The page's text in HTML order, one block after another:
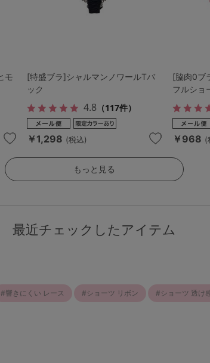
モ
[特盛ブラ]シャルマンノワールTバ
ック
4.8 （117件）
￥1,298 (税込)
[脇肉0ブ
フルショ
￥968 (
もっと見る
最近チェックしたアイテム
響きにくい レース ショーツ リボン ショーツ 透け